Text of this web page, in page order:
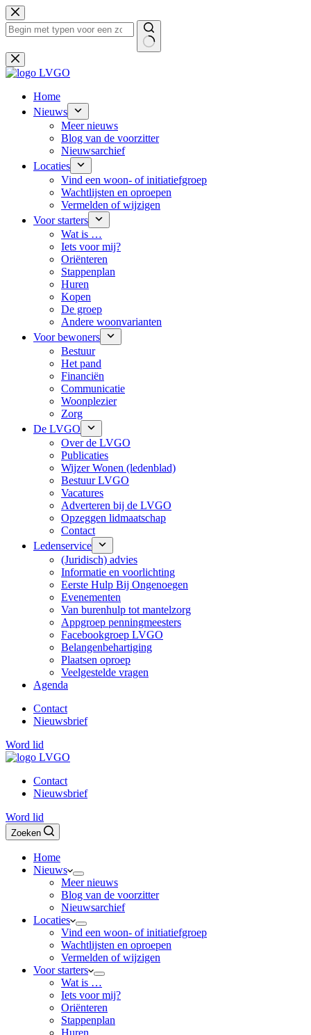
Ga
naar
de
Geen
resultaten
Home
Nieuws
Meer nieuws
Blog van de voorzitter
Nieuwsarchief
Locaties
Vind een woon- of initiatiefgroep
Wachtlijsten en oproepen
Vermelden of wijzigen
Voor starters
Wat is …
Iets voor mij?
Oriënteren
Stappenplan
Huren
Kopen
De groep
Andere woonvarianten
Voor bewoners
Bestuur
Het pand
Financiën
Communicatie
Woonplezier
Zorg
De LVGO
Over de LVGO
Publicaties
Wijzer Wonen (ledenblad)
Bestuur LVGO
Vacatures
Adverteren bij de LVGO
Opzeggen lidmaatschap
Contact
Ledenservice
(Juridisch) advies
Informatie en voorlichting
Eerste Hulp Bij Ongenoegen
Evenementen
Van burenhulp tot mantelzorg
Appgroep penningmeesters
Facebookgroep LVGO
Belangenbehartiging
Plaatsen oproep
Veelgestelde vragen
Agenda
Contact
Nieuwsbrief
Word lid
Contact
Nieuwsbrief
Word lid
Zoeken
Home
Nieuws
Meer nieuws
Blog van de voorzitter
Nieuwsarchief
Locaties
Vind een woon- of initiatiefgroep
Wachtlijsten en oproepen
Vermelden of wijzigen
Voor starters
Wat is …
Iets voor mij?
Oriënteren
Stappenplan
Huren